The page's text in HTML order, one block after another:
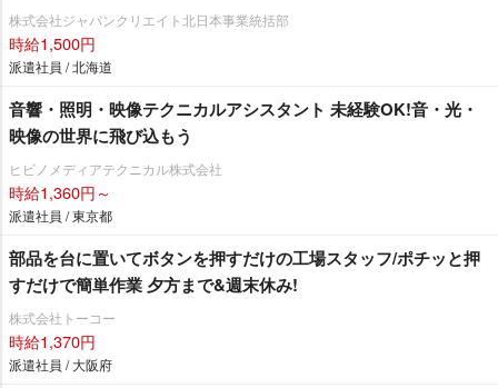
株式会社ジャパンクリエイト北日本事業統括部
時給1,500円
派遣社員 / 北海道
音響・照明・映像テクニカルアシスタント 未経験OK!音・光・
映像の世界に飛び込もう
ヒビノメディアテクニカル株式会社
時給1,360円～
派遣社員 / 東京都
部品を台に置いてボタンを押すだけの工場スタッフ/ポチッと押
すだけで簡単作業 夕方まで&週末休み!
株式会社トーコー
時給1,370円
派遣社員 / 大阪府